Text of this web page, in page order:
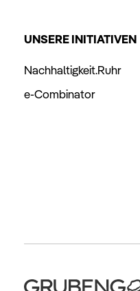
UNSERE INITIATIVEN
Nachhaltigkeit.Ruhr
e-Combinator